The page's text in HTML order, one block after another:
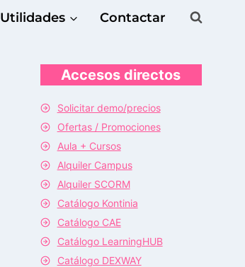
Utilidades Contactar
Accesos directos
Solicitar demo/precios
Ofertas / Promociones
Aula + Cursos
Alquiler Campus
Alquiler SCORM
Catálogo Kontinia
Catálogo CAE
Catálogo LearningHUB
Catálogo DEXWAY